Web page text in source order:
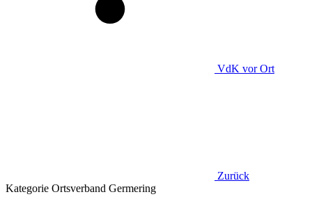
VdK vor Ort
Zurück
Kategorie Ortsverband Germering